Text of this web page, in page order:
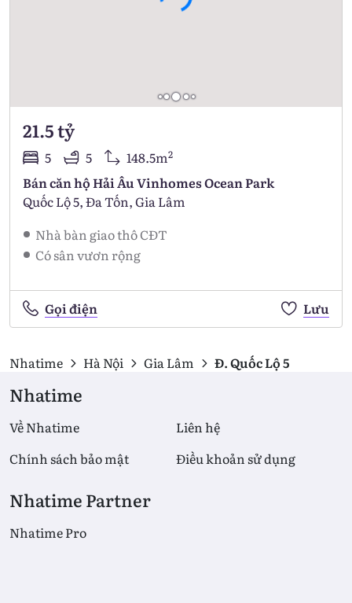
21.5 tỷ
5 5 148.5m2
Bán căn hộ Hải Âu Vinhomes Ocean Park
Quốc Lộ 5, Đa Tốn, Gia Lâm
Nhà bàn giao thô CĐT
Có sân vươn rộng
Gọi điện Lưu
Nhatime Hà Nội Gia Lâm Đ. Quốc Lộ 5
Nhatime
Về Nhatime
Liên hệ
Chính sách bảo mật
Điều khoản sử dụng
Nhatime Partner
Nhatime Pro